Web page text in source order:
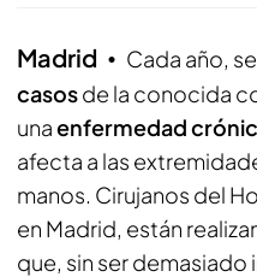
Madrid Cada año,
casosde la conocida
unaenfermedad
afecta a las
manos. Cirujanos del
en Madrid, están
que, sin ser demasiado